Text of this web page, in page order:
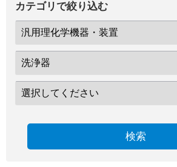
カテゴリで絞り込む
検索